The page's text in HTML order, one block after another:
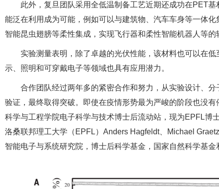
此外，复旦团队采用全低温制备工艺近期还成功在PET
能泛在利用成为可能，例如可以与建筑物、汽车车身等一体
智能昆虫翅膀等柔性集成，实现飞行器和柔性智能机器人等
实验测量表明，除了卓越的光伏性能，该材料也可以在
示、照明和可穿戴电子等领域也具有应用潜力。
合作团队经过两年多的紧密合作和努力，从实验设计、
验证，最终取得突破。即使在疫情形势最为严峻的阶段也没
科学与工程学院电子科学与技术博士后流动站，现为EPFL博
洛桑联邦理工大学（EPFL）Anders Hagfeldt、Michael
智能电子与系统研究院，博士后科学基金，国家自然科学基